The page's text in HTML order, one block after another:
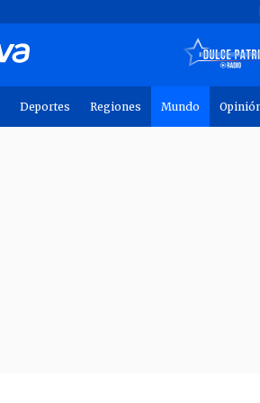
Deportes Regiones Mundo